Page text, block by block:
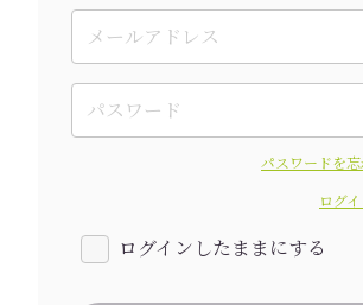
パスワードを
ログ
ログインしたままにする